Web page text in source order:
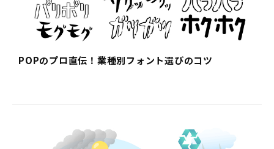
POPのプロ直伝！業種別フォント選びのコツ